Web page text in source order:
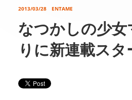
2013/03/28 ENTAME
なつかしの少
りに新連載スタ